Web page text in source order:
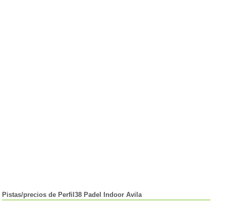
Pistas/precios de Perfil38 Padel Indoor Avila